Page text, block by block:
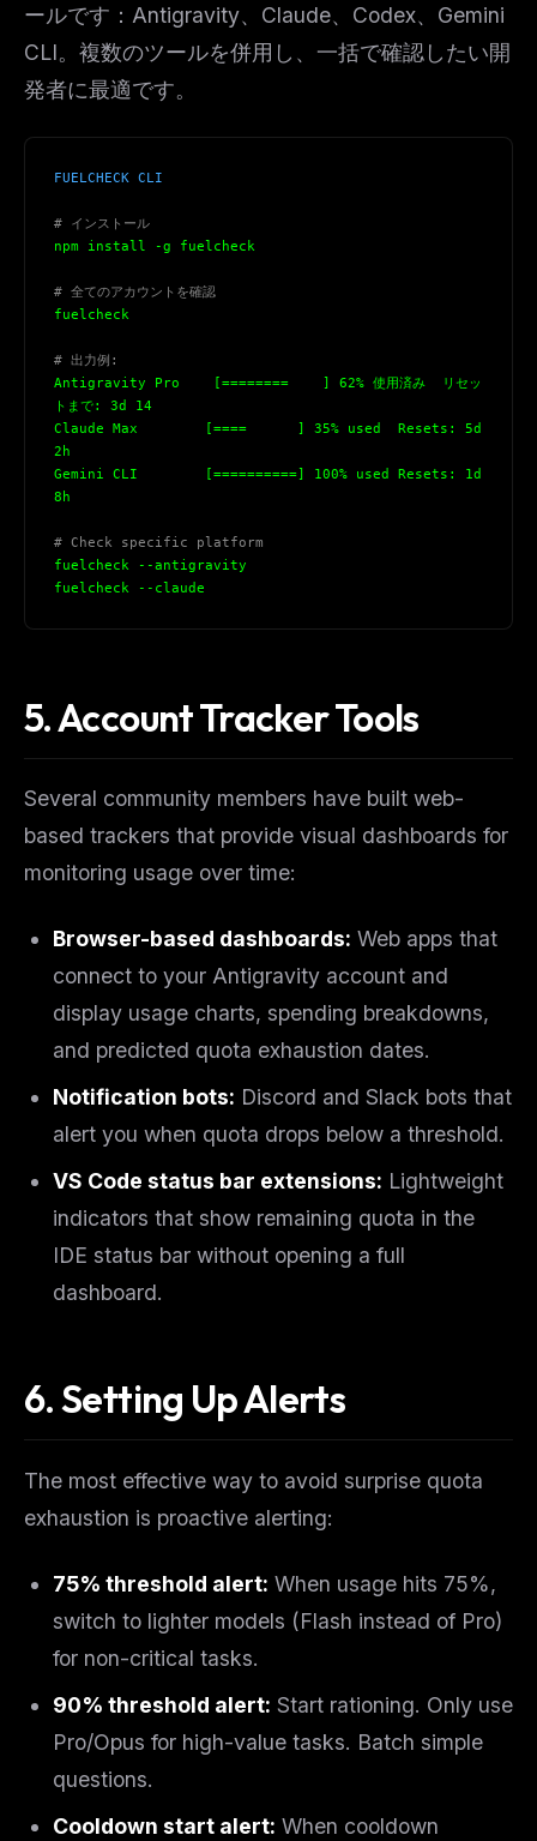
ールです：Antigravity、Claude、Codex、Gemini
CLI。複数のツールを併用し、一括で確認したい開
発者に最適です。
FUELCHECK CLI
# インストール
npm install -g fuelcheck
# 全てのアカウントを確認
fuelcheck
# 出力例:
Antigravity Pro    [========    ] 62% 使用済み  リセッ
トまで: 3d 14
Claude Max        [====      ] 35% used  Resets: 5d
2h
Gemini CLI        [==========] 100% used Resets: 1d
8h
# Check specific platform
fuelcheck --antigravity
fuelcheck --claude
5. Account Tracker Tools
Several community members have built web-
based trackers that provide visual dashboards for
monitoring usage over time:
Browser-based dashboards: Web apps that
connect to your Antigravity account and
display usage charts, spending breakdowns,
and predicted quota exhaustion dates.
Notification bots: Discord and Slack bots that
alert you when quota drops below a threshold.
VS Code status bar extensions: Lightweight
indicators that show remaining quota in the
IDE status bar without opening a full
dashboard.
6. Setting Up Alerts
The most effective way to avoid surprise quota
exhaustion is proactive alerting:
75% threshold alert: When usage hits 75%,
switch to lighter models (Flash instead of Pro)
for non-critical tasks.
90% threshold alert: Start rationing. Only use
Pro/Opus for high-value tasks. Batch simple
questions.
Cooldown start alert: When cooldown
THIS WEEK'S DIGEST
MCP pick of the week
Free · Weekly · 2 min read
Curated MCP picks, agent skills, rules, and LLM
Email address
Get the weekly digest
No spam. Unsubscribe in one click.
Maybe later